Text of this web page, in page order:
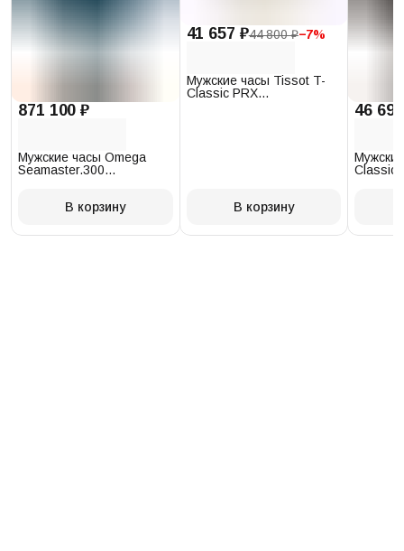
871 100 ₽
Мужские часы Omega
Seamaster.300
В корзину
41 657 ₽44 800 ₽−7%
Мужские часы Tissot T-
Classic PRX
В корзину
46
Classic